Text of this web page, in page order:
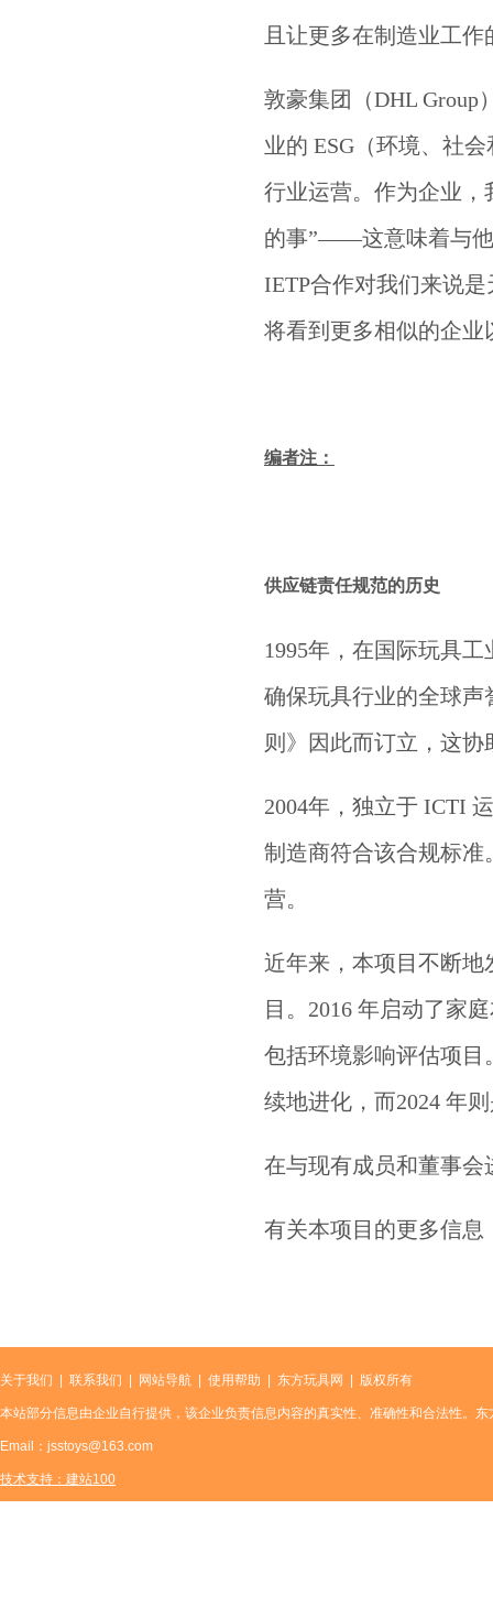
且让更多在制造业工
敦豪集团（DHL Group
业的 ESG（环境、社
行业运营。作为企业，
的事”——这意味着与他
IETP合作对我们来说
将看到更多相似的企
编者注：
供应链责任规范的历史
1995年，在国际玩具
确保玩具行业的全球
则》因此而订立，这
2004年，独立于 ICTI
制造商符合该合规标准
营。
近年来，本项目不断地
目。2016 年启动了家
包括环境影响评估项目
续地进化，而2024 年
在与现有成员和董事
有关本项目的更多信息
关于我们 联系我们 网站导航 使用帮助 东方玩具网 | 版权所有
本站部分信息由企业自行提供，该企业负责信息内容的真实性、准确性和合法性。
Email：jsstoys@163.com
技术支持：建站100